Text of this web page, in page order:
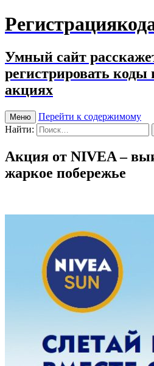
Умный сайт
регистрировать коды
акциях
Меню
Перейти к содержимому
Найти:
Акция от NIVEA –
жаркое побережье